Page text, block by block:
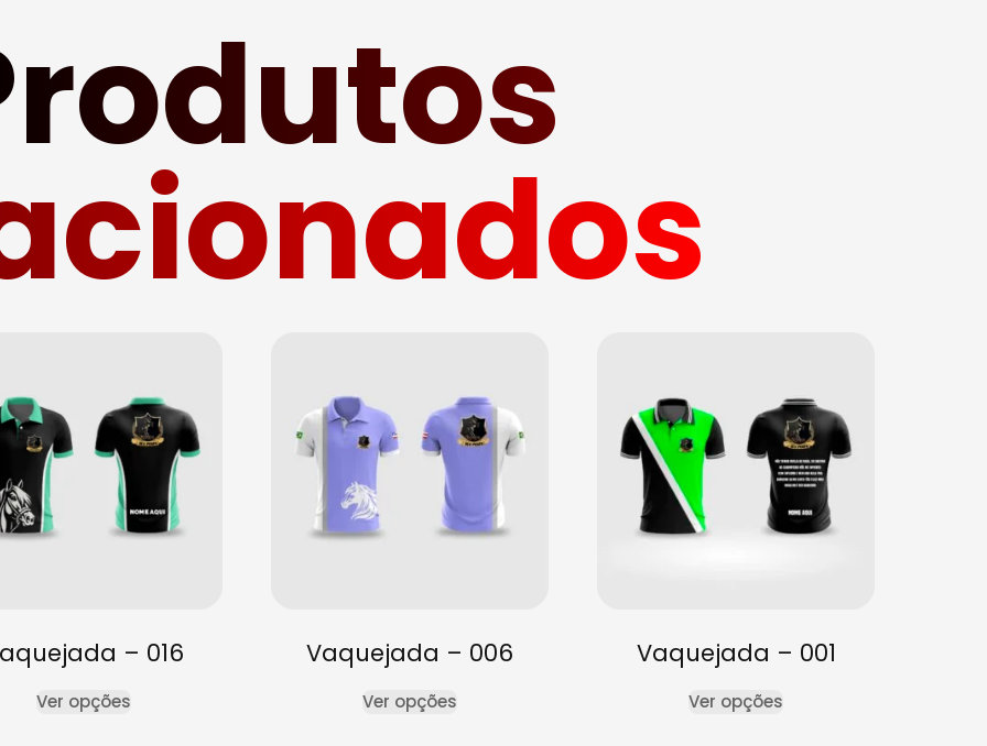
– 016
Ver opções
Vaquejada – 006
Ver opções
Vaquejada – 001
Ver opções